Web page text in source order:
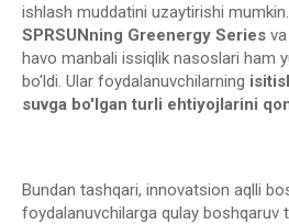
ishlash muddatini uzaytirishi
SPRSUNning Greenergy Series va
havo manbali issiqlik nasoslari ham
bo'ldi. Ular foydalanuvchilarning
suvga bo'lgan turli ehtiyojlarini
Bundan tashqari, innovatsion aqlli
foydalanuvchilarga qulay boshqaruv